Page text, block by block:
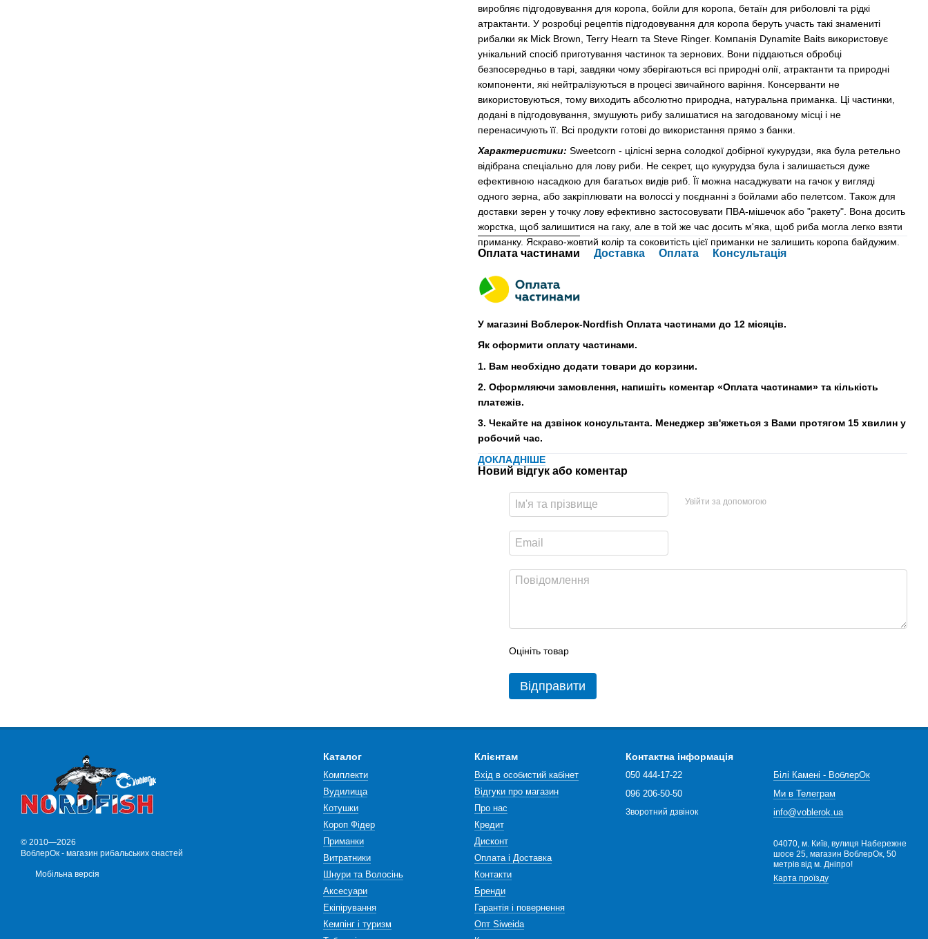
виробляє підгодовування для коропа, бойли для коропа, бетаїн для риболовлі та рідкі
атрактанти. У розробці рецептів підгодовування для коропа беруть участь такі знамениті
рибалки як Mick Brown, Terry Hearn та Steve Ringer. Компанія Dynamite Baits використовує
унікальний спосіб приготування частинок та зернових. Вони піддаються обробці
безпосередньо в тарі, завдяки чому зберігаються всі природні олії, атрактанти та природні
компоненти, які нейтралізуються в процесі звичайного варіння. Консерванти не
використовуються, тому виходить абсолютно природна, натуральна приманка. Ці частинки,
додані в підгодовування, змушують рибу залишатися на загодованому місці і не
перенасичують її. Всі продукти готові до використання прямо з банки.
Характеристики: Sweetcorn - цілісні зерна солодкої добірної кукурудзи, яка була ретельно
відібрана спеціально для лову риби. Не секрет, що кукурудза була і залишається дуже
ефективною насадкою для багатьох видів риб. Її можна насаджувати на гачок у вигляді
одного зерна, або закріплювати на волоссі у поєднанні з бойлами або пелетсом. Також для
доставки зерен у точку лову ефективно застосовувати ПВА-мішечок або "ракету". Вона досить
жорстка, щоб залишитися на гаку, але в той же час досить м'яка, щоб риба могла легко взяти
приманку. Яскраво-жовтий колір та соковитість цієї приманки не залишить коропа байдужим.
Оплата частинами Доставка Оплата Консультація
У магазині Воблерок-Nordfish Оплата частинами до 12 місяців.
Як оформити оплату частинами.
1. Вам необхідно додати товари до корзини.
2. Оформляючи замовлення, напишіть коментар «Оплата частинами» та кількість
платежів.
3. Чекайте на дзвінок консультанта. Менеджер зв'яжеться з Вами протягом 15 хвилин у
робочий час.
ДОКЛАДНІШЕ
Новий відгук або коментар
Увійти за допомогою
Оцініть товар
Відправити
© 2010—2026
ВоблерОк - магазин рибальських снастей
Мобільна версія
Каталог
Комплекти
Вудилища
Котушки
Короп Фідер
Приманки
Витратники
Шнури та Волосінь
Аксесуари
Екіпірування
Кемпінг і туризм
Клієнтам
Вхід в особистий кабінет
Відгуки про магазин
Про нас
Кредит
Дисконт
Оплата і Доставка
Контакти
Бренди
Гарантія і повернення
Опт Siweida
Контактна інформація
050 444-17-22
096 206-50-50
Зворотний дзвінок
Білі Камені - ВоблерОк
Ми в Телеграм
info@voblerok.ua
04070, м. Київ, вулиця Набережне
шосе 25, магазин ВоблерОк, 50
метрів від м. Дніпро!
Карта проїзду